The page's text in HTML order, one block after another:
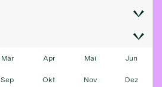
Mär Apr Mai Jun
Sep Okt Nov Dez